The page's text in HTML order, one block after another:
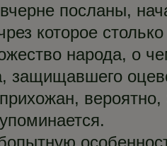
посланы,
которое
народа, о
защищавшего